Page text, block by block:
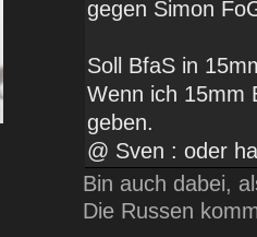
gegen Simon
Soll BfaS in
Wenn ich 15mm
geben.
@ Sven : oder
Bin auch dabei,
Die Russen